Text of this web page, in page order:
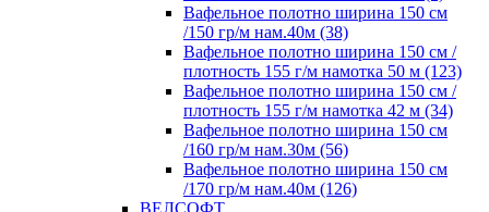
Вафельное полотно ширина 150 см
/150 гр/м нам.40м (38)
Вафельное полотно ширина 150 см /
плотность 155 г/м намотка 50 м (123)
Вафельное полотно ширина 150 см /
плотность 155 г/м намотка 42 м (34)
Вафельное полотно ширина 150 см
/160 гр/м нам.30м (56)
Вафельное полотно ширина 150 см
/170 гр/м нам.40м (126)
ВЕЛСОФТ